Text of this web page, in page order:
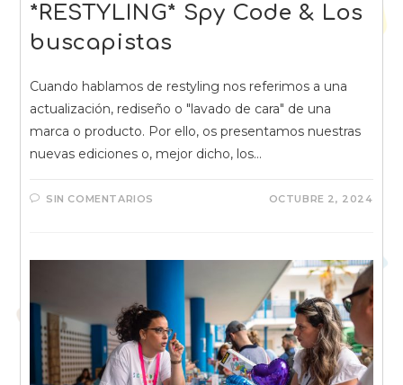
*RESTYLING* Spy Code & Los
buscapistas
Cuando hablamos de restyling nos referimos a una
actualización, rediseño o "lavado de cara" de una
marca o producto. Por ello, os presentamos nuestras
nuevas ediciones o, mejor dicho, los…
SIN COMENTARIOS OCTUBRE 2, 2024